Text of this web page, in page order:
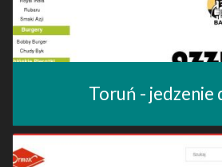
Toruń - jedzenie